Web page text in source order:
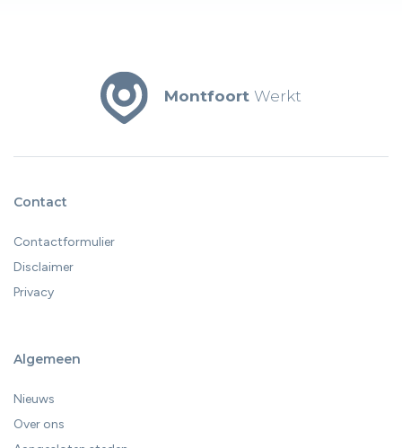
Montfoort Werkt
Contact
Contactformulier
Disclaimer
Privacy
Algemeen
Nieuws
Over ons